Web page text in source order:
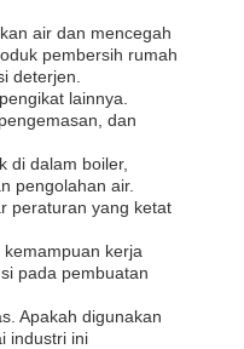
air dan mencegah
pembersih rumah
deterjen.
lainnya.
dan
di dalam boiler,
pengolahan air.
peraturan yang ketat
kerja
pada pembuatan
Apakah digunakan
industri ini